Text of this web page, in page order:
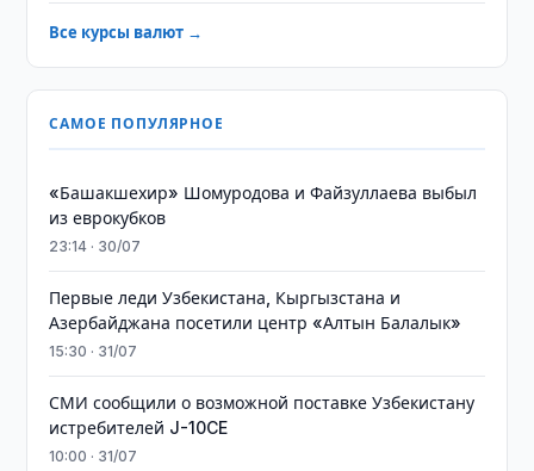
Все курсы валют →
САМОЕ ПОПУЛЯРНОЕ
«Башакшехир» Шомуродова и Файзуллаева выбыл
из еврокубков
23:14 · 30/07
Первые леди Узбекистана, Кыргызстана и
Азербайджана посетили центр «Алтын Балалык»
15:30 · 31/07
СМИ сообщили о возможной поставке Узбекистану
истребителей J-10CE
10:00 · 31/07